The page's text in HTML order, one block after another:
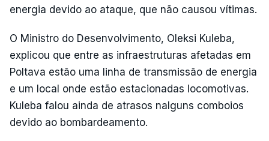
energia devido ao ataque, que não causou vítimas.
O Ministro do Desenvolvimento, Oleksi Kuleba,
explicou que entre as infraestruturas afetadas em
Poltava estão uma linha de transmissão de energia
e um local onde estão estacionadas locomotivas.
Kuleba falou ainda de atrasos nalguns comboios
devido ao bombardeamento.